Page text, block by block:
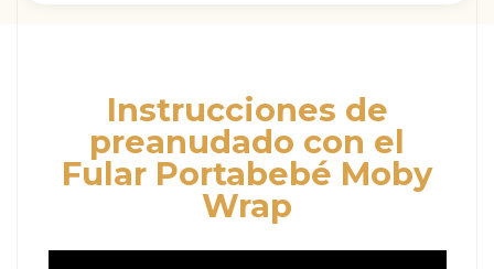
Instrucciones de
preanudado con el
Fular Portabebé Moby
Wrap